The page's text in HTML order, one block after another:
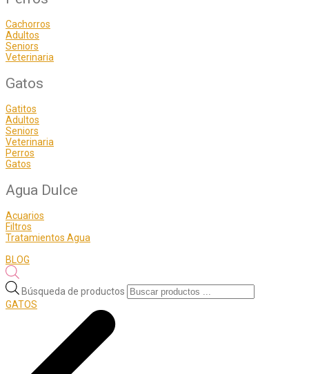
Cachorros
Adultos
Seniors
Veterinaria
Gatos
Gatitos
Adultos
Seniors
Veterinaria
Perros
Gatos
Agua Dulce
Acuarios
Filtros
Tratamientos Agua
BLOG
Búsqueda de productos
GATOS